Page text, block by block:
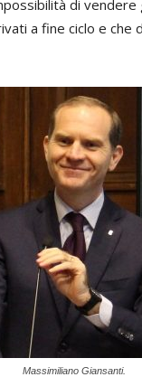
di vendere
a fine ciclo e che
Massimiliano Giansanti.